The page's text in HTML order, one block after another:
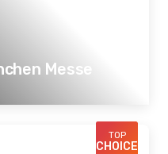
Messe
TOP
CHOICE